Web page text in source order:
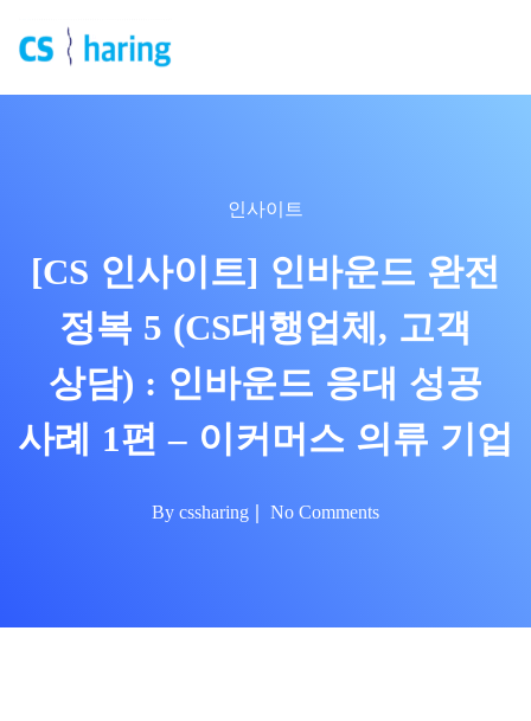
인사이트
[CS 인사이트] 인바운드 완전
정복 5 (CS대행업체, 고객
상담) : 인바운드 응대 성공
사례 1편 – 이커머스 의류 기업
Bycssharing No Comments